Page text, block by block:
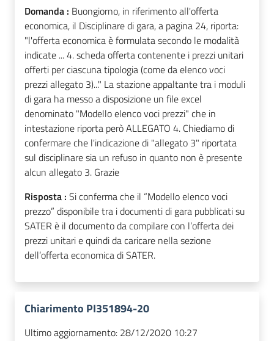
Domanda : Buongiorno, in riferimento all'offerta
economica, il Disciplinare di gara, a pagina 24, riporta:
"l'offerta economica è formulata secondo le modalità
indicate ... 4. scheda offerta contenente i prezzi unitari
offerti per ciascuna tipologia (come da elenco voci
prezzi allegato 3)..." La stazione appaltante tra i moduli
di gara ha messo a disposizione un file excel
denominato "Modello elenco voci prezzi" che in
intestazione riporta però ALLEGATO 4. Chiediamo di
confermare che l'indicazione di "allegato 3" riportata
sul disciplinare sia un refuso in quanto non è presente
alcun allegato 3. Grazie
Risposta : Si conferma che il “Modello elenco voci
prezzo” disponibile tra i documenti di gara pubblicati su
SATER è il documento da compilare con l’offerta dei
prezzi unitari e quindi da caricare nella sezione
dell’offerta economica di SATER.
Chiarimento PI351894-20
Ultimo aggiornamento: 28/12/2020 10:27